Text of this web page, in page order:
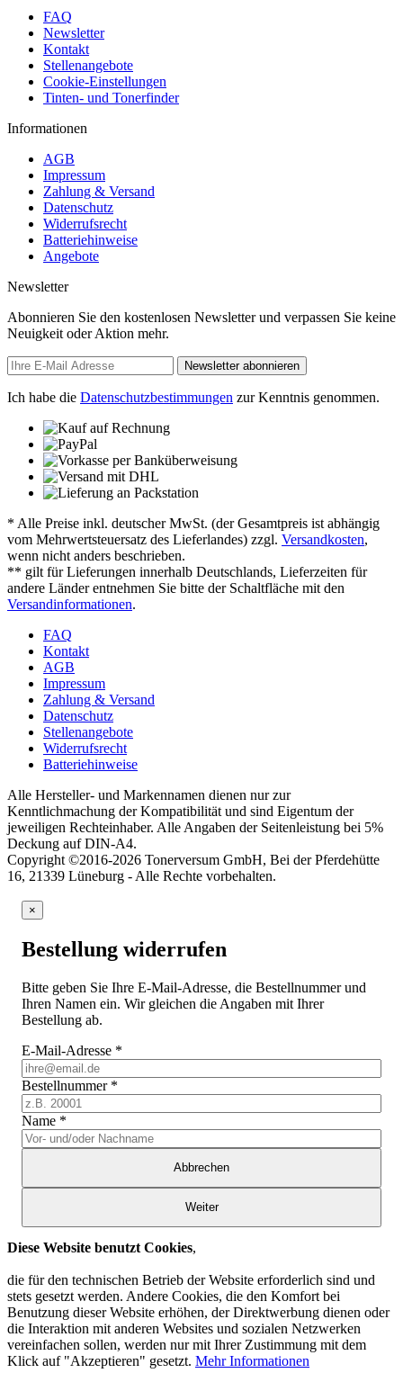
FAQ
Newsletter
Kontakt
Stellenangebote
Cookie-Einstellungen
Tinten- und Tonerfinder
Informationen
AGB
Impressum
Zahlung & Versand
Datenschutz
Widerrufsrecht
Batteriehinweise
Angebote
Newsletter
Abonnieren Sie den kostenlosen Newsletter und verpassen Sie keine
Neuigkeit oder Aktion mehr.
Newsletter abonnieren
Ich habe die Datenschutzbestimmungen zur Kenntnis genommen.
* Alle Preise inkl. deutscher MwSt. (der Gesamtpreis ist abhängig
vom Mehrwertsteuersatz des Lieferlandes) zzgl. Versandkosten,
wenn nicht anders beschrieben.
** gilt für Lieferungen innerhalb Deutschlands, Lieferzeiten für
andere Länder entnehmen Sie bitte der Schaltfläche mit den
Versandinformationen.
FAQ
Kontakt
AGB
Impressum
Zahlung & Versand
Datenschutz
Stellenangebote
Widerrufsrecht
Batteriehinweise
Alle Hersteller- und Markennamen dienen nur zur
Kenntlichmachung der Kompatibilität und sind Eigentum der
jeweiligen Rechteinhaber. Alle Angaben der Seitenleistung bei 5%
Deckung auf DIN-A4.
Copyright ©2016-2026 Tonerversum GmbH, Bei der Pferdehütte
16, 21339 Lüneburg - Alle Rechte vorbehalten.
×
Bestellung widerrufen
Bitte geben Sie Ihre E-Mail-Adresse, die Bestellnummer und
Ihren Namen ein. Wir gleichen die Angaben mit Ihrer
Bestellung ab.
E-Mail-Adresse *
Bestellnummer *
Name *
Abbrechen
Weiter
Diese Website benutzt Cookies,
die für den technischen Betrieb der Website erforderlich sind und
stets gesetzt werden. Andere Cookies, die den Komfort bei
Benutzung dieser Website erhöhen, der Direktwerbung dienen oder
die Interaktion mit anderen Websites und sozialen Netzwerken
vereinfachen sollen, werden nur mit Ihrer Zustimmung mit dem
Klick auf "Akzeptieren" gesetzt. Mehr Informationen